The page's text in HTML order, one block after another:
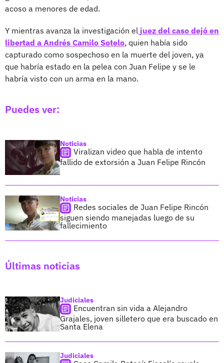
acoso a menores de edad.
Y mientras avanza la investigación el juez del caso dejó en
libertad a Andrés Camilo Sotelo, quien había sido
capturado como sospechoso en la muerte del joven, ya
que habría estado en la pelea con Juan Felipe y se le
habría visto con un arma en la mano.
Puedes ver:
Noticias
Viralizan video que habla de intento
fallido de extorsión a Juan Felipe Rincón
Noticias
Redes sociales de Juan Felipe Rincón
siguen siendo manejadas luego de su
fallecimiento
Últimas noticias
Judiciales
Encuentran sin vida a Alejandro
Grajales, joven silletero que era buscado en
Santa Elena
Judiciales